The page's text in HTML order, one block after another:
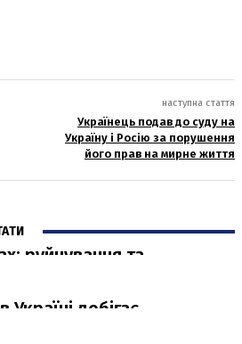
наступна стаття
Українець подав до суду на
Україну і Росію за порушення
його прав на мирне життя
руйнування та
авіабомб
добігає